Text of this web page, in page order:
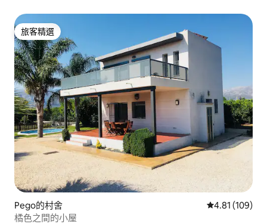
旅客精選
旅客精選
Pego的村舍 從 109 則評價
4.81 (109)
橘色之間的小屋